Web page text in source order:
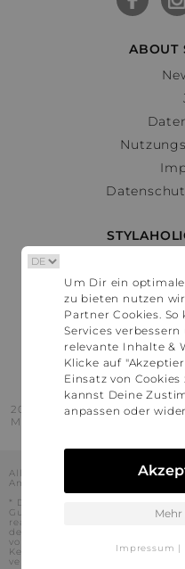
ABOUT
2016 - 2026 © Stylaholic.
Made for you with love in
Alle Preise inkl. der jeweils
Angaben ohne Gewähr.
* Die angezeigten Preise
Gutschein-Codes auf den Seiten
realisiert werden können.
der Gutschein-Codes durch und
vorkommen, dass die
Kenntnisstand bei dem
verwendet werden können.
Um Dir ein
zu bieten nutzen
Partner Cookies.
Services
relevante Inhalte &
Klicke auf
Einsatz von
kannst Deine
anpassen oder
Impressum |